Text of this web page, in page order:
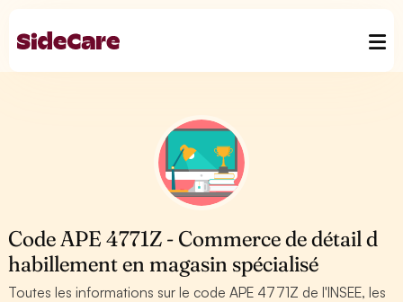
Code APE 4771Z - Commerce de détail d
habillement en magasin spécialisé
Toutes les informations sur le code APE 4771Z de l'INSEE, les